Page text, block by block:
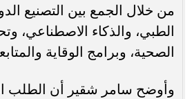
من خلال الجمع بين التصنيع
الطبي، والذكاء الاصطناعي،
الصحية، وبرامج الوقاية
وأوضح سامر شقير أن الطلب